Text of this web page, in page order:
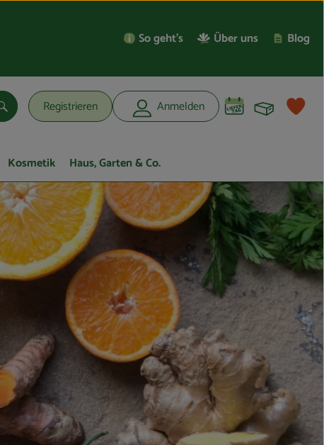
So geht’s Über uns Blog
Registrieren Anmelden
Suchen
Kosmetik Haus, Garten & Co.